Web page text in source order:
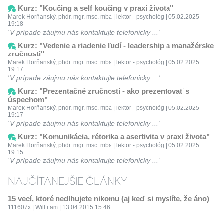
Kurz: "Koučing a self koučing v praxi života"
Marek Horňanský, phdr. mgr. msc. mba | lektor - psychológ | 05.02.2025
19:18
V prípade záujmu nás kontaktujte telefonicky ...
Kurz: "Vedenie a riadenie ľudí - leadership a manažérske
zručnosti"
Marek Horňanský, phdr. mgr. msc. mba | lektor - psychológ | 05.02.2025
19:17
V prípade záujmu nás kontaktujte telefonicky ...
Kurz: "Prezentačné zručnosti - ako prezentovať s
úspechom"
Marek Horňanský, phdr. mgr. msc. mba | lektor - psychológ | 05.02.2025
19:17
V prípade záujmu nás kontaktujte telefonicky ...
Kurz: "Komunikácia, rétorika a asertivita v praxi života"
Marek Horňanský, phdr. mgr. msc. mba | lektor - psychológ | 05.02.2025
19:15
V prípade záujmu nás kontaktujte telefonicky ...
NAJČÍTANEJŠIE ČLÁNKY
15 vecí, ktoré nedlhujete nikomu (aj keď si myslíte, že áno)
111607x | Will.i.am | 13.04.2015 15:46